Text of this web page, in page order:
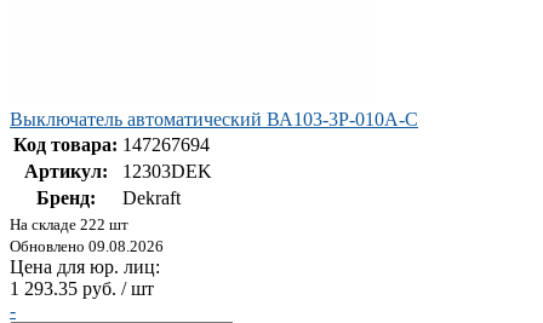
Выключатель автоматический ВА103-3P-010A-C
Код товара: 147267694
Артикул:
12303DEK
Бренд:
Dekraft
На складе 222 шт
Обновлено 09.08.2026
Цена для юр. лиц:
1 293.35 руб. / шт
-